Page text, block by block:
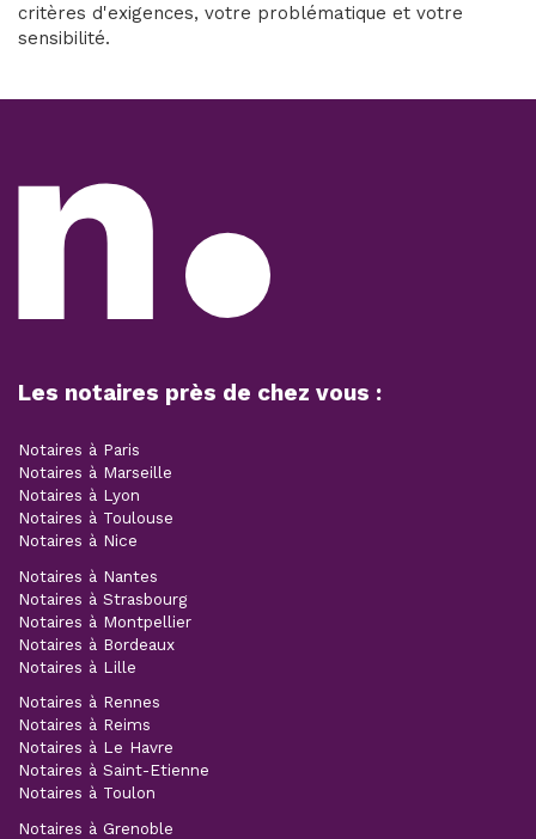
critères d'exigences, votre problématique et votre
sensibilité.
Les notaires près de chez vous :
Notaires à Paris
Notaires à Marseille
Notaires à Lyon
Notaires à Toulouse
Notaires à Nice
Notaires à Nantes
Notaires à Strasbourg
Notaires à Montpellier
Notaires à Bordeaux
Notaires à Lille
Notaires à Rennes
Notaires à Reims
Notaires à Le Havre
Notaires à Saint-Etienne
Notaires à Toulon
Notaires à Grenoble